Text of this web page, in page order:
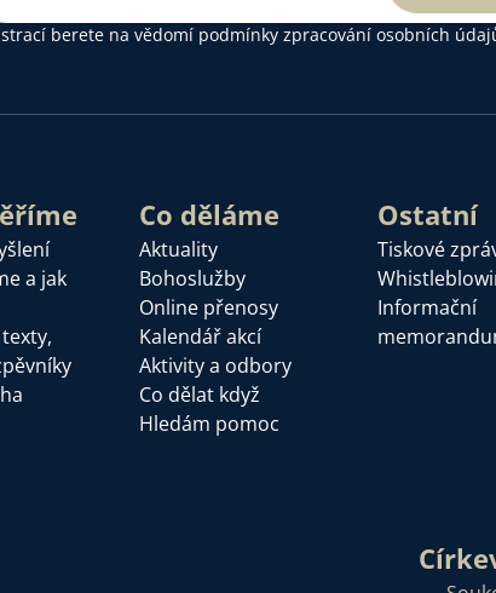
berete na vědomí podmínky zpracování osobních
a jak
Co děláme
Aktuality
Bohoslužby
Online přenosy
Kalendář akcí
Aktivity a odbory
Co dělat když
Hledám pomoc
Ostatní
Tiskové
Informační